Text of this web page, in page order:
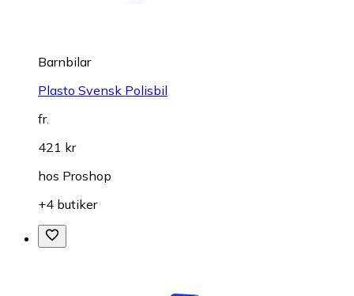
Barnbilar
Plasto Svensk Polisbil
fr.
421 kr
hos Proshop
+4 butiker